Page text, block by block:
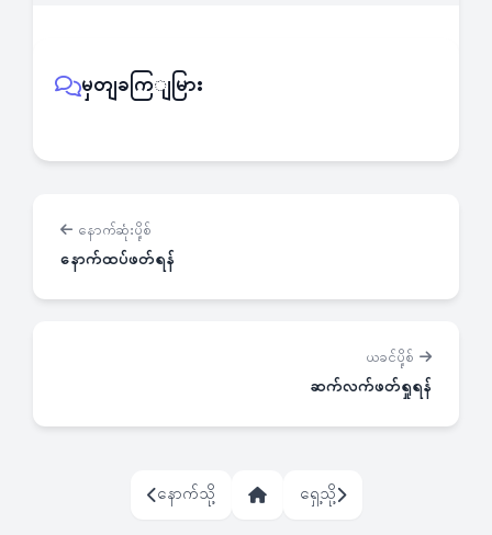
မှတျခကြျမြား
နောက်ဆုံးပို့စ်
နောက်ထပ်ဖတ်ရန်
ယခင်ပို့စ်
ဆက်လက်ဖတ်ရှုရန်
နောက်သို့ ရှေ့သို့